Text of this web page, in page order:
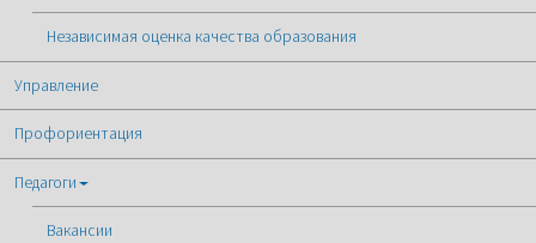
Независимая оценка качества образования
Управление
Профориентация
Педагоги
Вакансии